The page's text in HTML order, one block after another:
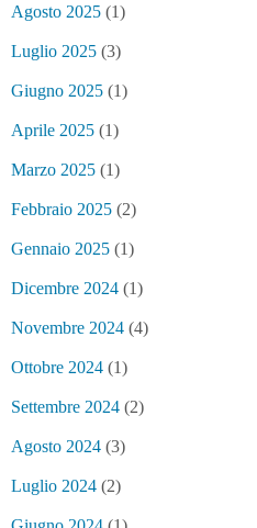
Agosto 2025 (1)
Luglio 2025 (3)
Giugno 2025 (1)
Aprile 2025 (1)
Marzo 2025 (1)
Febbraio 2025 (2)
Gennaio 2025 (1)
Dicembre 2024 (1)
Novembre 2024 (4)
Ottobre 2024 (1)
Settembre 2024 (2)
Agosto 2024 (3)
Luglio 2024 (2)